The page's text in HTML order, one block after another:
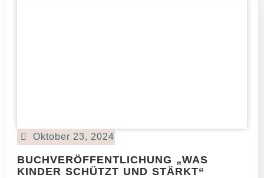
Oktober 23, 2024
BUCHVERÖFFENTLICHUNG „WAS
KINDER SCHÜTZT UND STÄRKT“